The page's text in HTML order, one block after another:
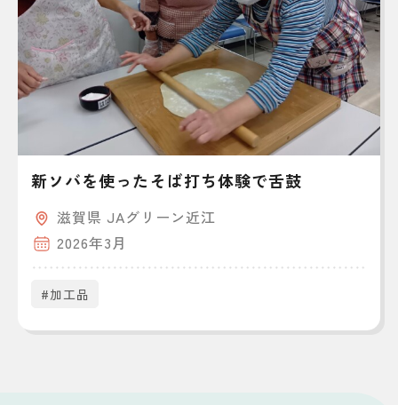
新ソバを使ったそば打ち体験で舌鼓
滋賀県 JAグリーン近江
2026年3月
#加工品